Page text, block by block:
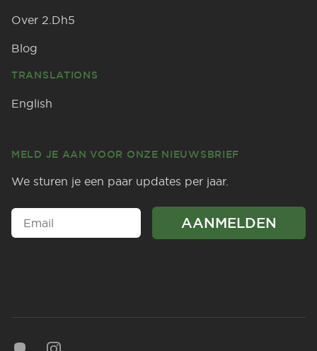
Over 2.Dh5
Blog
TRANSLATIONS
English
MELD JE AAN VOOR ONZE NIEUWSBRIEF
We sturen je een paar updates per jaar.
MastodonInstagram